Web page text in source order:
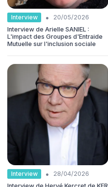
Interview •
20/05/2026
Interview de Arielle SANIEL :
L'impact des Groupes d'Entraide
Mutuelle sur l'inclusion sociale
Interview •
28/04/2026